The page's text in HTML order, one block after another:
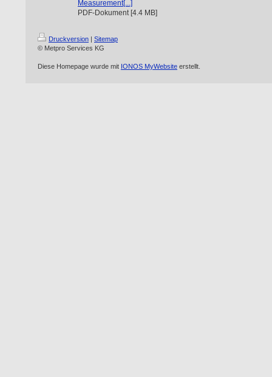
Measurement[...]
PDF-Dokument [4.4 MB]
Druckversion | Sitemap
© Metpro Services KG
Diese Homepage wurde mit IONOS MyWebsite erstellt.